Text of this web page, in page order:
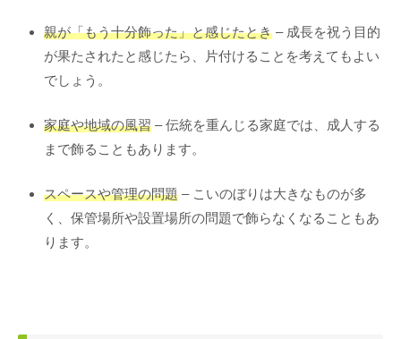
親が「もう十分飾った」と感じたとき – 成長を祝う目的
が果たされたと感じたら、片付けることを考えてもよい
でしょう。
家庭や地域の風習 – 伝統を重んじる家庭では、成人する
まで飾ることもあります。
スペースや管理の問題 – こいのぼりは大きなものが多
く、保管場所や設置場所の問題で飾らなくなることもあ
ります。